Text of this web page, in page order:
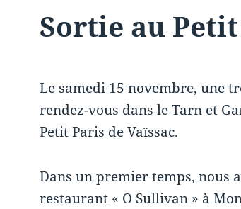
Sortie au
Le samedi 15 novembre, une
rendez-vous dans le Tarn et
Petit Paris de Vaïssac.
Dans un premier temps, nous
restaurant « O Sullivan » à